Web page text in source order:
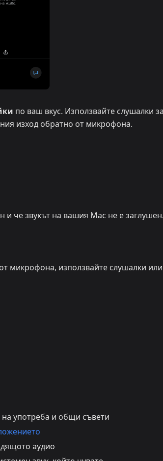
по ваш вкус. Използвайте слушалки
изход обратно от микрофона.
и че звукът на вашия Mac не е
микрофона, използвайте слушалки или
употреба и общи съвети
аудио